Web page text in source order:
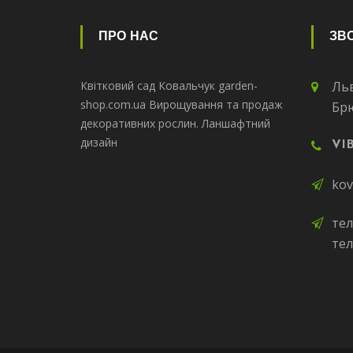
ПРО НАС
Квітковий сад Ковальчук garden-
shop.com.ua Вирощування та продаж
декоративних рослин. Ланшафтний
дизайн